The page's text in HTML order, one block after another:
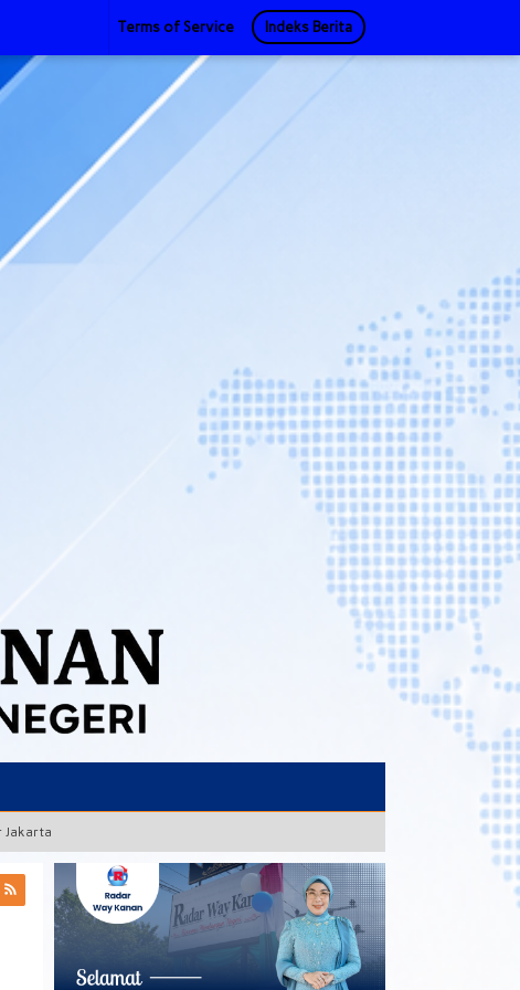
Terms of Service Indeks Berita
Jakarta